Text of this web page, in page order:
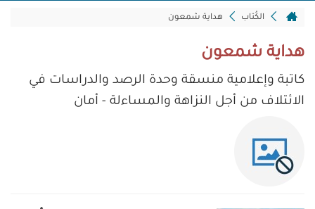
الكُتاب هداية شمعون
هداية شمعون
كاتبة وإعلامية منسقة وحدة الرصد والدراسات في
الائتلاف من أجل النزاهة والمساءلة - أمان